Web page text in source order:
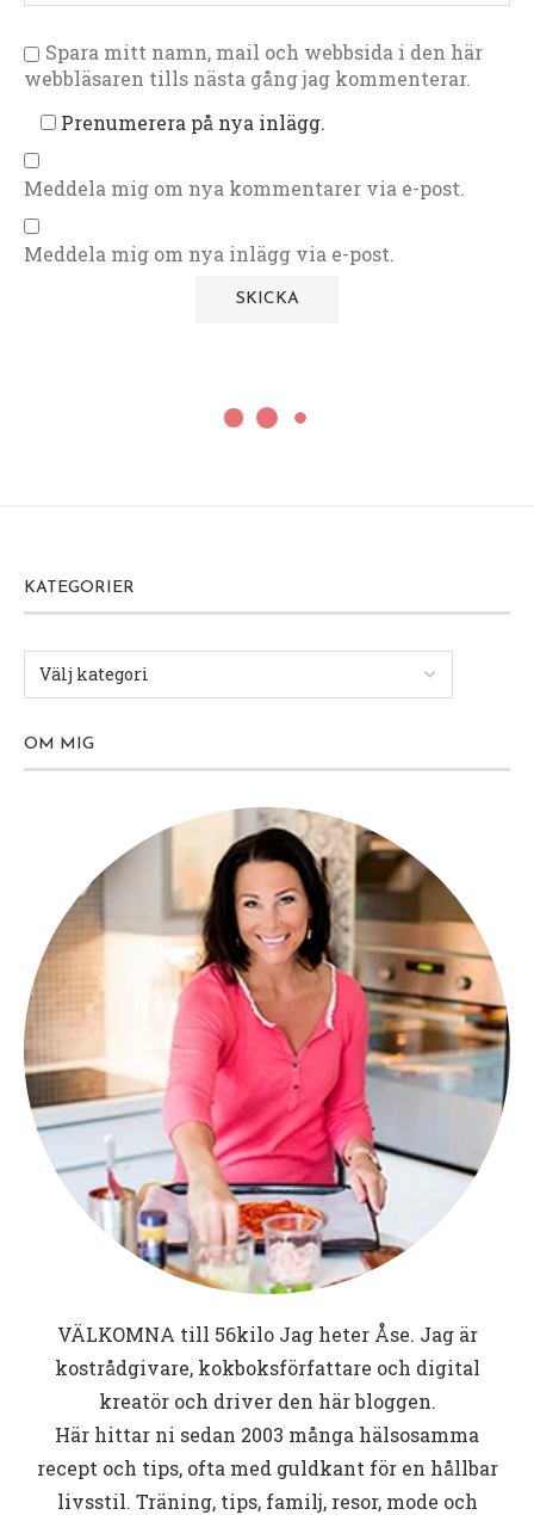
Spara mitt namn, mail och webbsida i den här
webbläsaren tills nästa gång jag kommenterar.
Prenumerera på nya inlägg.
Meddela mig om nya kommentarer via e-post.
Meddela mig om nya inlägg via e-post.
KATEGORIER
OM MIG
VÄLKOMNA till 56kiloJag heter Åse. Jag är
kostrådgivare, kokboksförfattare och digital
kreatör och driver den här bloggen.
Här hittar ni sedan 2003 många hälsosamma
recept och tips, ofta med guldkant för en hållbar
livsstil. Träning, tips, familj, resor, mode och